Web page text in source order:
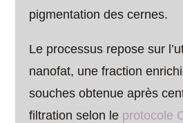
pigmentation des cernes.
Le processus repose sur
nanofat, une fraction
souches obtenue après
filtration selon le protocole